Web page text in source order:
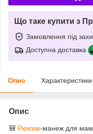
Що таке купити з
Замовлення під
Доступна доставка
Опис Характеристики
Опис
🎒 Рюкзак-манеж для мам